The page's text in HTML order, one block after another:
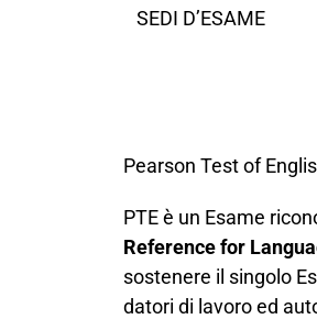
SEDI D’ESAME
Pearson Test of
PTE è un Esame
Reference for
sostenere il singolo
datori di lavoro ed